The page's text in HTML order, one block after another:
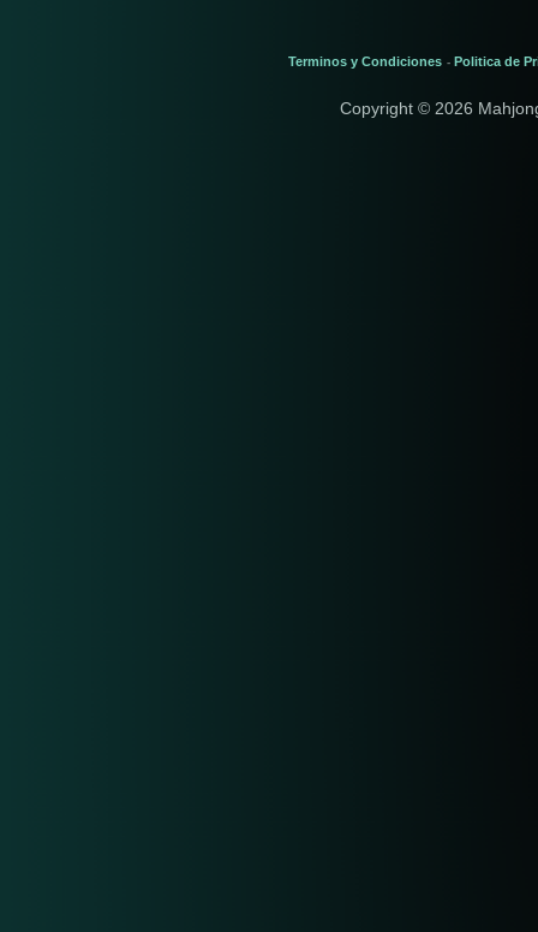
Terminos y Condiciones - Politica de
Copyright © 2026